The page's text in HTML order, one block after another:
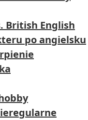
British English
po angielsku